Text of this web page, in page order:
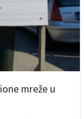
mreže u